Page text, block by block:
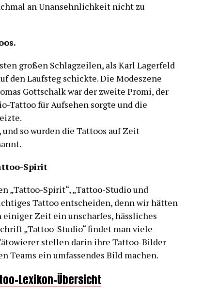
an Unansehnlichkeit nicht zu
großen Schlagzeilen, als Karl Lagerfeld
den Laufsteg schickte. Die Modeszene
Gottschalk war der zweite Promi, der
Tattoo für Aufsehen sorgte und die
so wurden die Tattoos auf Zeit
Spirit
„Tattoo-Spirit“, „Tattoo-Studio und
Tattoo entscheiden, denn wir hätten
Zeit ein unscharfes, hässliches
„Tattoo-Studio“ findet man viele
stellen darin ihre Tattoo-Bilder
Teams ein umfassendes Bild machen.
Lexikon-Übersicht